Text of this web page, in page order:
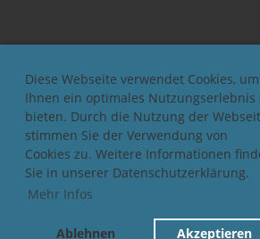
Diese Webseite verwendet Cookies, um
Ihnen ein optimales Nutzungserlebnis
bieten. Durch die Nutzung der
stimmen Sie der Verwendung von
Cookies zu. Weitere Informationen
Sie in unserer Datenschutzerklärung.
Mehr Infos
Ablehnen Akzeptieren
© 2026